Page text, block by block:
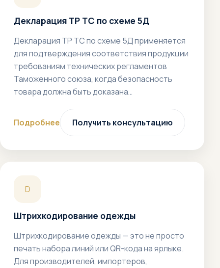
Декларация ТР ТС по схеме 5Д
Декларация ТР ТС по схеме 5Д применяется
для подтверждения соответствия продукции
требованиям технических регламентов
Таможенного союза, когда безопасность
товара должна быть доказана…
Подробнее Получить консультацию
D
Штрихкодирование одежды
Штрихкодирование одежды — это не просто
печать набора линий или QR-кода на ярлыке.
Для производителей, импортеров,